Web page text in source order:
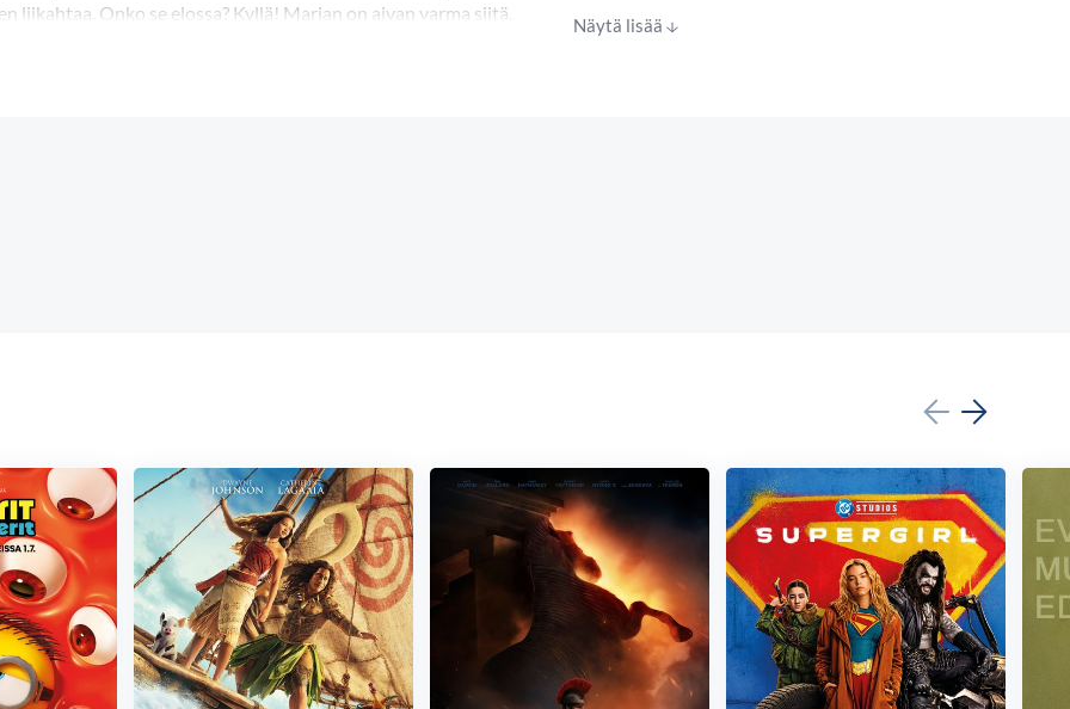
liikahtaa. Onko se elossa? Kyllä! Marian on aivan varma siitä.
millä hyvänsä! Nallekarhu sen sijaan unelmoi varakkaasta
Näytä lisää